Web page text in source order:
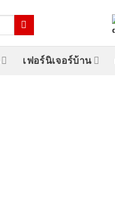
เฟอร์นิเจอร์บ้าน